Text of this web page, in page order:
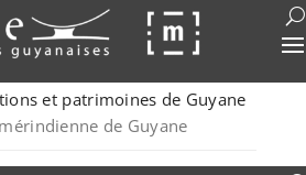
et patrimoines de Guyane
de Guyane